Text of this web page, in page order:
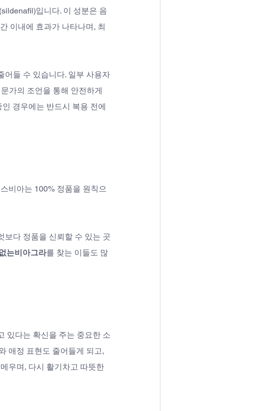
입니다. 이 성분은 음
이내에 효과가 나타나며, 최
어들 수 있습니다. 일부 사용자
가의 조언을 통해 안전하게
경우에는 반드시 복용 전에
비아는 100% 정품을 원칙으
보다 정품을 신뢰할 수 있는 곳
는비아그라를 찾는 이들도 많
있다는 확신을 주는 중요한 소
애정 표현도 줄어들게 되고,
우며, 다시 활기차고 따뜻한